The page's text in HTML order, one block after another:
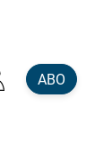
ABO